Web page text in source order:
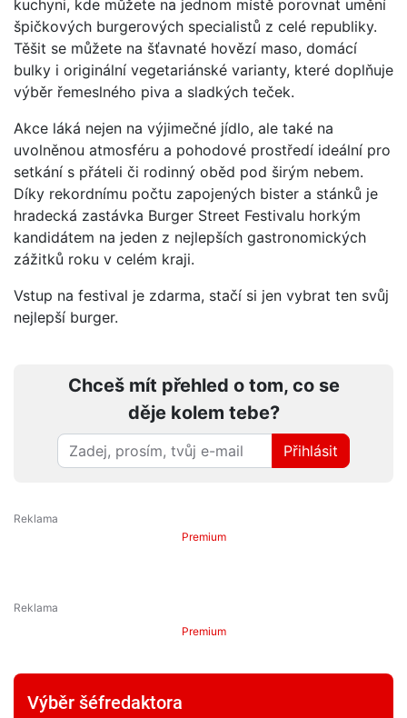
kuchyni, kde můžete na jednom místě porovnat umění
špičkových burgerových specialistů z celé republiky.
Těšit se můžete na šťavnaté hovězí maso, domácí
bulky i originální vegetariánské varianty, které doplňuje
výběr řemeslného piva a sladkých teček.
Akce láká nejen na výjimečné jídlo, ale také na
uvolněnou atmosféru a pohodové prostředí ideální pro
setkání s přáteli či rodinný oběd pod širým nebem.
Díky rekordnímu počtu zapojených bister a stánků je
hradecká zastávka Burger Street Festivalu horkým
kandidátem na jeden z nejlepších gastronomických
zážitků roku v celém kraji.
Vstup na festival je zdarma, stačí si jen vybrat ten svůj
nejlepší burger.
Chceš mít přehled o tom, co se
děje kolem tebe?
Přihlásit
Premium
Premium
Výběr šéfredaktora